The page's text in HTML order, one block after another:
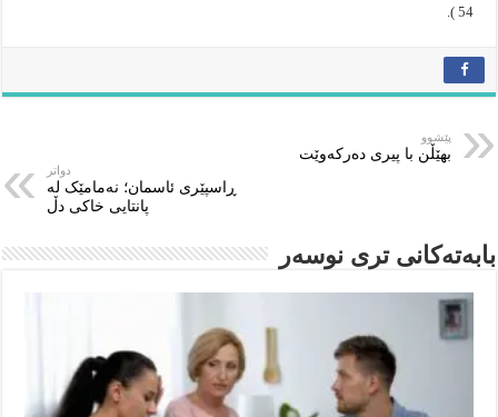
54 ).
پێشوو
بهێڵن با پیری دەركەوێت
دواتر
ڕاسپێری ئاسمان؛ نەمامێک لە
پانتایی خاکی دڵ
بابەتەکانى ترى نوسەر